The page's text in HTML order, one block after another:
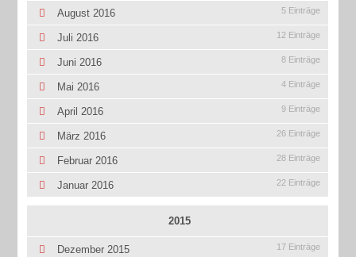
August 2016 5 Einträge
Juli 2016 12 Einträge
Juni 2016 8 Einträge
Mai 2016 4 Einträge
April 2016 9 Einträge
März 2016 26 Einträge
Februar 2016 28 Einträge
Januar 2016 22 Einträge
2015
Dezember 2015 17 Einträge